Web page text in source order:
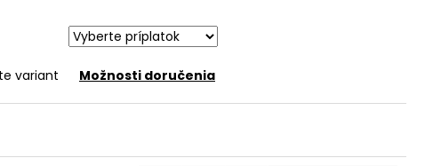
variant Možnosti doručenia